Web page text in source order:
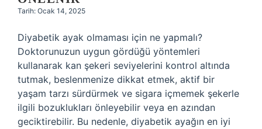
Tarih: Ocak 14, 2025
Diyabetik ayak olmaması için ne yapmalı?
Doktorunuzun uygun gördüğü yöntemleri
kullanarak kan şekeri seviyelerini kontrol altında
tutmak, beslenmenize dikkat etmek, aktif bir
yaşam tarzı sürdürmek ve sigara içmemek şekerle
ilgili bozuklukları önleyebilir veya en azından
geciktirebilir. Bu nedenle, diyabetik ayağın en iyi